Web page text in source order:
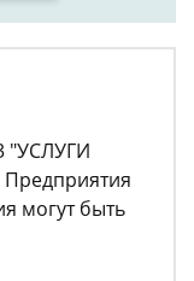
"УСЛУГИ
могут быть